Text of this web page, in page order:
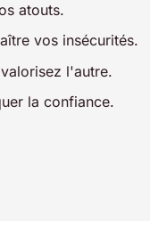
atouts.
vos insécurités.
l'autre.
la confiance.